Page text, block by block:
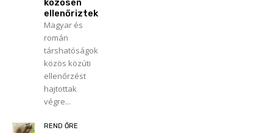
közösen
ellenőriztek
Magyar és
román
társhatóságok
közös közúti
ellenőrzést
hajtottak
végre...
REND ŐRE